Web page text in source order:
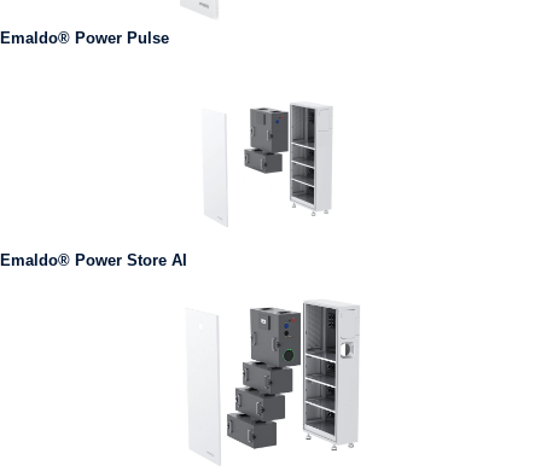
Emaldo® Power Pulse
Emaldo® Power Store AI